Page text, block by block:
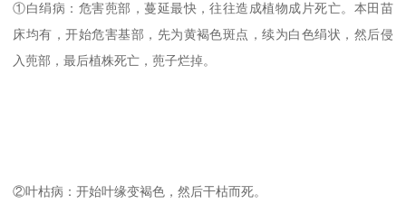
①白绢病：危害蔸部，蔓延最快，往往造成植物成片死亡。本田苗
床均有，开始危害基部，先为黄褐色斑点，续为白色绢状，然后侵
入蔸部，最后植株死亡，蔸子烂掉。
②叶枯病：开始叶缘变褐色，然后干枯而死。